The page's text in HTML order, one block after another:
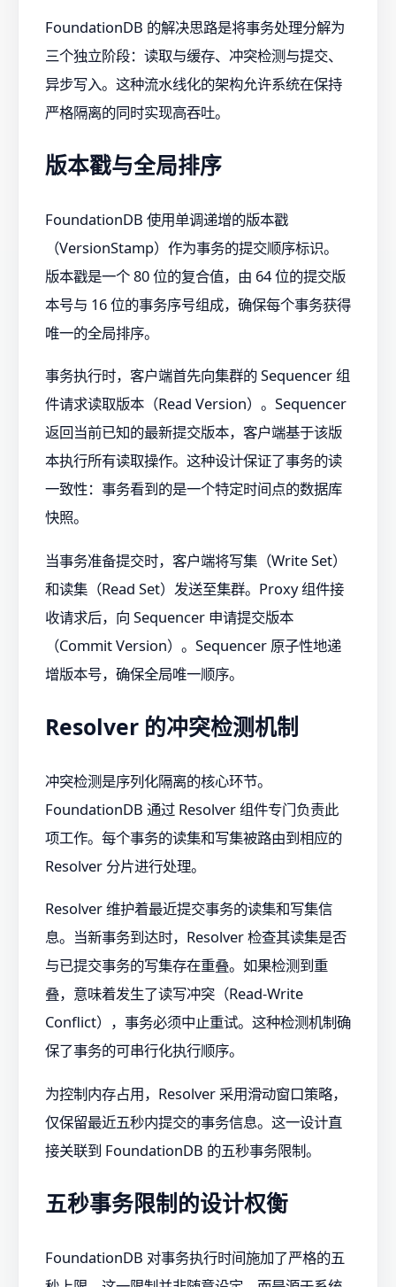
FoundationDB 的解决思路是将事务处理分解为
三个独立阶段：读取与缓存、冲突检测与提交、
异步写入。这种流水线化的架构允许系统在保持
严格隔离的同时实现高吞吐。
版本戳与全局排序
FoundationDB 使用单调递增的版本戳
（VersionStamp）作为事务的提交顺序标识。
版本戳是一个 80 位的复合值，由 64 位的提交版
本号与 16 位的事务序号组成，确保每个事务获得
唯一的全局排序。
事务执行时，客户端首先向集群的 Sequencer 组
件请求读取版本（Read Version）。Sequencer
返回当前已知的最新提交版本，客户端基于该版
本执行所有读取操作。这种设计保证了事务的读
一致性：事务看到的是一个特定时间点的数据库
快照。
当事务准备提交时，客户端将写集（Write Set）
和读集（Read Set）发送至集群。Proxy 组件接
收请求后，向 Sequencer 申请提交版本
（Commit Version）。Sequencer 原子性地递
增版本号，确保全局唯一顺序。
Resolver 的冲突检测机制
冲突检测是序列化隔离的核心环节。
FoundationDB 通过 Resolver 组件专门负责此
项工作。每个事务的读集和写集被路由到相应的
Resolver 分片进行处理。
Resolver 维护着最近提交事务的读集和写集信
息。当新事务到达时，Resolver 检查其读集是否
与已提交事务的写集存在重叠。如果检测到重
叠，意味着发生了读写冲突（Read-Write
Conflict），事务必须中止重试。这种检测机制确
保了事务的可串行化执行顺序。
为控制内存占用，Resolver 采用滑动窗口策略，
仅保留最近五秒内提交的事务信息。这一设计直
接关联到 FoundationDB 的五秒事务限制。
五秒事务限制的设计权衡
FoundationDB 对事务执行时间施加了严格的五